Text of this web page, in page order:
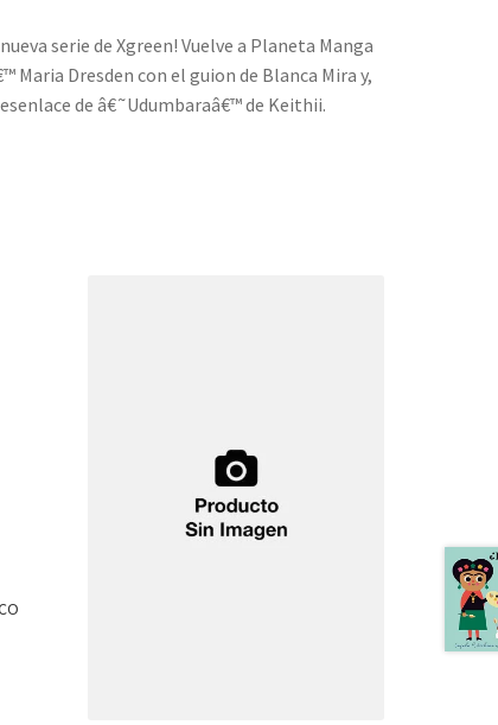
serie de Xgreen! Vuelve a Planeta Manga
Maria Dresden con el guion de Blanca Mira y,
de â€˜Udumbaraâ€™ de Keithii.